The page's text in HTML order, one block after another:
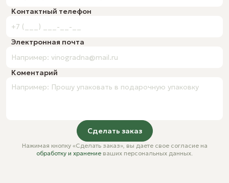
Контактный телефон
Электронная почта
Коментарий
Сделать заказ
Нажимая кнопку «Сделать заказ», вы даете свое согласие на
обработку и хранение ваших персональных данных.